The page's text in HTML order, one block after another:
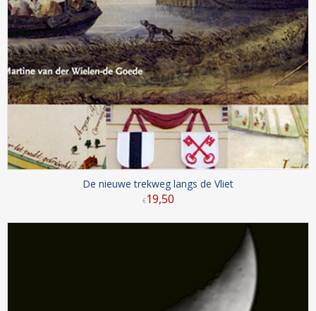
De nieuwe trekweg langs de Vliet
€19,50